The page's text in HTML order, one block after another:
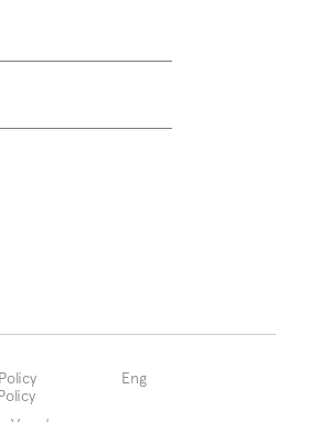
Eng